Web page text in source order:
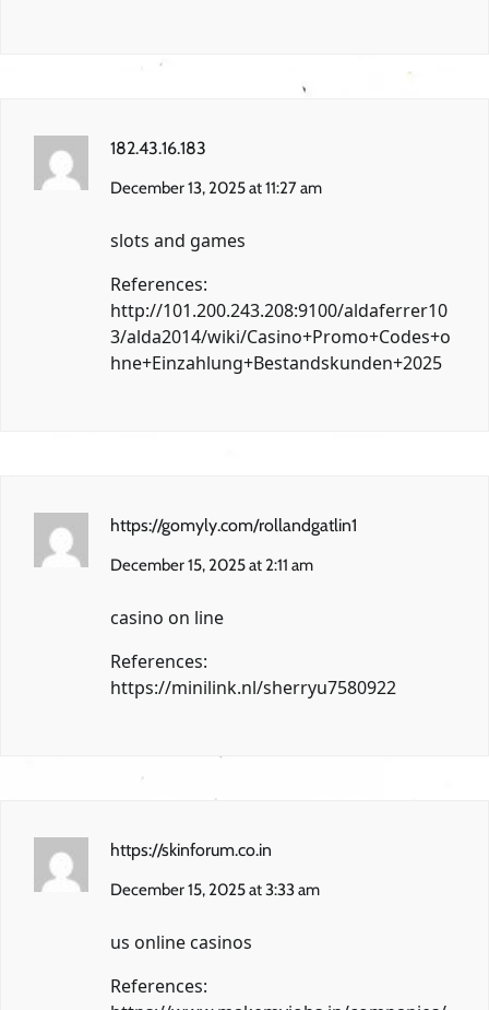
182.43.16.183
December 13, 2025 at 11:27 am
slots and games
References:
http://101.200.243.208:9100/aldaferrer10
3/alda2014/wiki/Casino+Promo+Codes+o
hne+Einzahlung+Bestandskunden+2025
https://gomyly.com/rollandgatlin1
December 15, 2025 at 2:11 am
casino on line
References:
https://minilink.nl/sherryu7580922
https://skinforum.co.in
December 15, 2025 at 3:33 am
us online casinos
References: